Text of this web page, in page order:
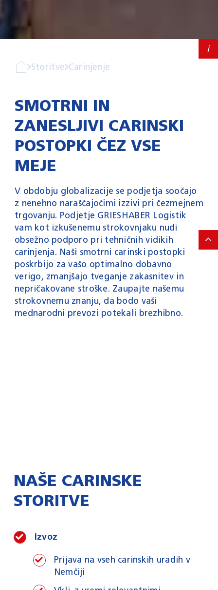
i
Storitve Carinjenje
SMOTRNI IN
ZANESLJIVI CARINSKI
POSTOPKI ČEZ VSE
MEJE
V obdobju globalizacije se podjetja soočajo
z nenehno naraščajočimi izzivi pri čezmejnem
trgovanju. Podjetje GRIESHABER Logistik
vam kot izkušenemu strokovnjaku nudi
obsežno podporo pri tehničnih vidikih
carinjenja. Naši smotrni carinski postopki
poskrbijo za vašo optimalno dobavno
verigo, zmanjšajo tveganje zakasnitev in
nepričakovane stroške. Zaupajte našemu
strokovnemu znanju, da bodo vaši
mednarodni prevozi potekali brezhibno.
NAŠE CARINSKE
STORITVE
Izvoz
Prijava na vseh carinskih uradih v
Nemčiji